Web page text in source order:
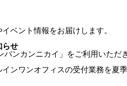
ベント情報をお届けします。
らせ
ンカンニカイ」をご利用いただ
ンワンオフィスの受付業務を夏